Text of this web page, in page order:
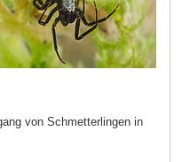
von Schmetterlingen in